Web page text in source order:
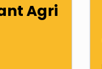
Agri